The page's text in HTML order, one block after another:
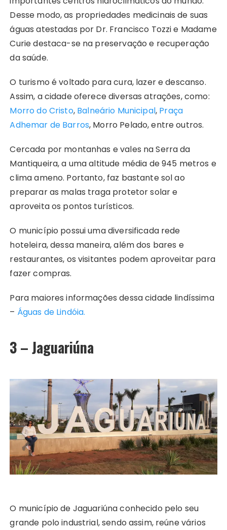
Desse modo, as propriedades medicinais de suas
águas atestadas por Dr. Francisco Tozzi e Madame
Curie destaca-se na preservação e recuperação
da saúde.
O turismo é voltado para cura, lazer e descanso.
Assim, a cidade oferece diversas atrações, como:
Morro do Cristo, Balneário Municipal, Praça
Adhemar de Barros, Morro Pelado, entre outros.
Cercada por montanhas e vales na Serra da
Mantiqueira, a uma altitude média de 945 metros e
clima ameno. Portanto, faz bastante sol ao
preparar as malas traga protetor solar e
aproveita os pontos turísticos.
O município possui uma diversificada rede
hoteleira, dessa maneira, além dos bares e
restaurantes, os visitantes podem aproveitar para
fazer compras.
Para maiores informações dessa cidade lindíssima
– Águas de Lindóia.
3 – Jaguariúna
O município de Jaguariúna conhecido pelo seu
grande polo industrial, sendo assim, reúne vários